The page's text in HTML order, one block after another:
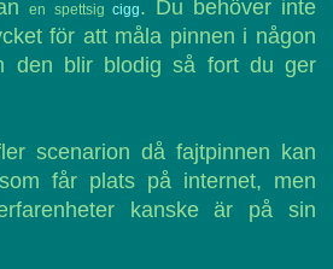
en spettsig cigg. Du behöver inte
för att måla pinnen i någon
den blir blodig så fort du ger
scenarion då fajtpinnen kan
får plats på internet, men
kanske är på sin